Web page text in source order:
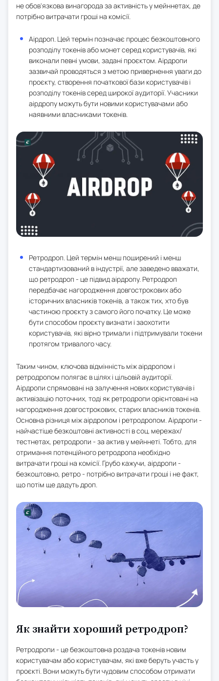
не обов'язкова винагорода за активність у мейннетах, де
потрібно витрачати гроші на комісії.
Аірдроп. Цей термін позначає процес безкоштовного
розподілу токенів або монет серед користувачів, які
виконали певні умови, задані проєктом. Аірдропи
зазвичай проводяться з метою привернення уваги до
проєкту, створення початкової бази користувачів і
розподілу токенів серед широкої аудиторії. Учасники
аірдропу можуть бути новими користувачами або
наявними власниками токенів.
Ретродроп. Цей термін менш поширений і менш
стандартизований в індустрії, але заведено вважати,
що ретродроп - це підвид аірдропу. Ретродроп
передбачає нагородження довгострокових або
історичних власників токенів, а також тих, хто був
частиною проєкту з самого його початку. Це може
бути способом проєкту визнати і заохотити
користувачів, які вірно тримали і підтримували токени
протягом тривалого часу.
Таким чином, ключова відмінність між аірдропом і
ретродропом полягає в цілях і цільовій аудиторії.
Аірдропи спрямовані на залучення нових користувачів і
активізацію поточних, тоді як ретродропи орієнтовані на
нагородження довгострокових, старих власників токенів.
Основна різниця між аірдропом і ретродропом. Аірдропи -
найчастіше безкоштовні активності в соц. мережах/
тестнетах, ретродропи - за актив у мейннеті. Тобто, для
отримання потенційного ретродропа необхідно
витрачати гроші на комісії. Грубо кажучи, аірдропи -
безкоштовно, ретро - потрібно витрачати гроші і не факт,
що потім ще дадуть дроп.
Як знайти хороший ретродроп?
Ретродропи - це безкоштовна роздача токенів новим
користувачам або користувачам, які вже беруть участь у
проєкті. Вони можуть бути чудовим способом отримати